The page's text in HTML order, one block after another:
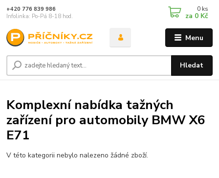
Menu
Hledat
+420 776 839 986
Infolinka: Po-Pá 8-18 hod.
0 ks
za 0 Kč
Komplexní nabídka tažných
zařízení pro automobily BMW X6
E71
V této kategorii nebylo nalezeno žádné zboží.